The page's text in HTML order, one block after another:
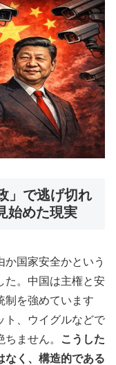
」で逃げ切れ
始めた現実
か国家安全かという
た。中国は主権と安
制を強めています
ト、ウイグルなどで
ません。
こうした
なく、構造的である